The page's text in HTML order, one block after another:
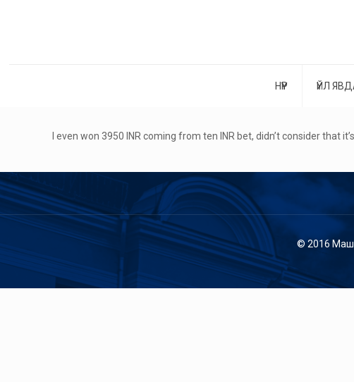
НҮҮР ҮЙЛ
I even won 3950 INR coming from ten INR bet, didn’t consider that
© 2016